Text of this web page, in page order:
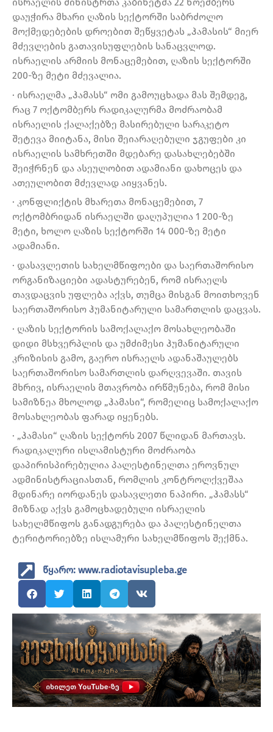
დაუჭირა მხარი ღაზის სექტორში საბრძოლო
მოქმედებების დროებით შეწყვეტას „ჰამასის“ მიერ
მძევლების გათავისუფლების სანაცვლოდ.
ისრაელის არმიის მონაცემებით, ღაზის სექტორში
200-ზე მეტი მძევალია.
· ისრაელმა „ჰამასს“ ომი გამოუცხადა მას შემდეგ,
რაც 7 ოქტომბერს რადიკალურმა მოძრაობამ
ისრაელის ქალაქებზე მასირებული სარაკეტო
შეტევა მიიტანა, მისი შეიარაღებული ჯგუფები კი
ისრაელის სამხრეთში მდებარე დასახლებებში
შეიჭრნენ და ასეულობით ადამიანი დახოცეს და
ათეულობით მძევლად აიყვანეს.
· კონფლიქტის მხარეთა მონაცემებით, 7
ოქტომბრიდან ისრაელში დაღუპულია 1 200-ზე
მეტი, ხოლო ღაზის სექტორში 14 000-ზე მეტი
ადამიანი.
· დასავლეთის სახელმწიფოები და საერთაშორისო
ორგანიზაციები ადასტურებენ, რომ ისრაელს
თავდაცვის უფლება აქვს, თუმცა მისგან მოითხოვენ
საერთაშორისო ჰუმანიტარული სამართლის დაცვას.
· ღაზის სექტორის სამოქალაქო მოსახლეობაში
დიდი მსხვერპლის და უმძიმესი ჰუმანიტარული
კრიზისის გამო, გაერო ისრაელს ადანაშაულებს
საერთაშორისო სამართლის დარღვევაში. თავის
მხრივ, ისრაელის მთავრობა ირწმუნება, რომ მისი
სამიზნეა მხოლოდ „ჰამასი“, რომელიც სამოქალაქო
მოსახლეობას ფარად იყენებს.
· „ჰამასი“ ღაზის სექტორს 2007 წლიდან მართავს.
რადიკალური ისლამისტური მოძრაობა
დაპირისპირებულია პალესტინელთა ეროვნულ
ადმინისტრაციასთან, რომლის კონტროლქვეშაა
მდინარე იორდანეს დასავლეთი ნაპირი. „ჰამასს“
მიზნად აქვს გამოცხადებული ისრაელის
სახელმწიფოს განადგურება და პალესტინელთა
ტერიტორიებზე ისლამური სახელმწიფოს შექმნა.
წყარო: www.radiotavisupleba.ge